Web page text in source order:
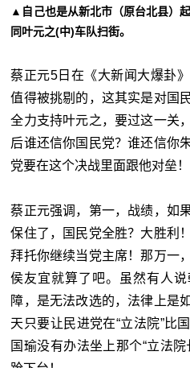
▲自己也是从新北市（原台北县）
同叶元之(中)车队扫街。
蔡正元5日在《大新闻大爆卦
值得被挑剔的，这其实是对国
全力支持叶元之，要过这一关
后谁还信你国民党？谁还信你
党要在这个决战里面跟他对垒！
蔡正元强调，第一，战绩，如
保住了，国民党全胜？大胜利
拜托你继续当党主席！那万一
侯友宜就算了吧。虽然有人说
障，是无法改选的，法律上是
天只要让民进党在“立法院”比
国瑜没有办法坐上那个“立法